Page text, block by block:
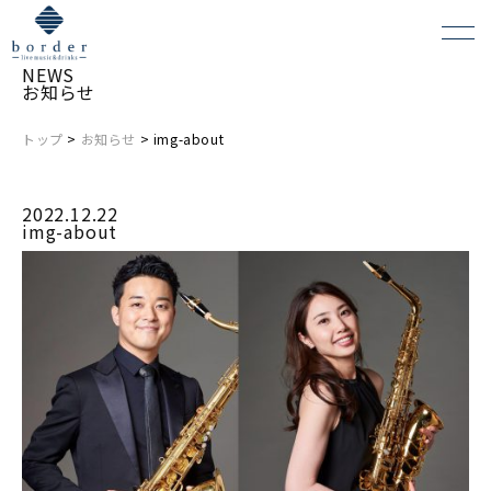
NEWS
お知らせ
トップ > お知らせ > img-about
2022.12.22
img-about